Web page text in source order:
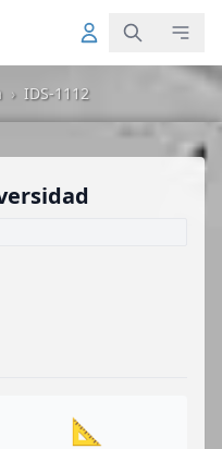
› IDS-1112
📐